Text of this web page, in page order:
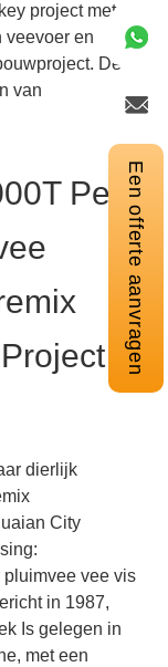
project met
veevoer en
De
van
Per
In
dierlijk
City
vee vis
in 1987,
Is gelegen in
met een
Een offerte aanvragen